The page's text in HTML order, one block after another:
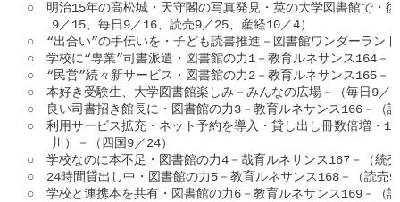
○　明治15年の高松城・天守閣の写真発見・英の大学図書館で・
9／15、毎日9／16、読売9／25、産経10／4）
○　“出合い”の手伝いを・子ども読書推進－図書館ワンダーラン
○　学校に“専業”司書派遣・図書館の力1－教育ルネサンス164－
○　“民営”続々新サービス・図書館の力2－教育ルネサンス165－
○　本好き受験生、大学図書館楽しみ－みんなの広場－（毎日9／
○　良い司書招き館長に・図書館の力3－教育ルネサンス166－（
○　利用サービス拡充・ネット予約を導入・貸し出し冊数倍増・
川）－（四国9／24）
○　学校なのに本不足・図書館の力4－哉育ルネサンス167－（統
○　24時間貸出し中・図書館の力5－教育ルネサンス168－（読売9
○　学校と連携本を共有・図書館の力6－教育ルネサンス169－（